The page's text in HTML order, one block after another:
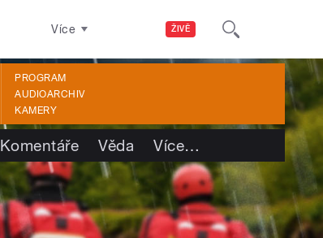
ŽIVĚ
Více
PROGRAM
AUDIOARCHIV
KAMERY
Komentáře Věda Více…